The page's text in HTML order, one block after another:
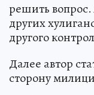
решить
других
другого
Далее автор
сторону